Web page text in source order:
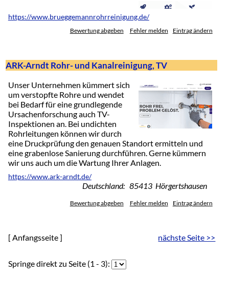
https://www.brueggemannrohrreinigung.de/
Bewertung abgeben Fehler melden Eintrag ändern
ARK-Arndt Rohr- und Kanalreinigung, TV
Unser Unternehmen kümmert sich
um verstopfte Rohre und wendet
bei Bedarf für eine grundlegende
Ursachenforschung auch TV-
Inspektionen an. Bei undichten
Rohrleitungen können wir durch
eine Druckprüfung den genauen Standort ermitteln und
eine grabenlose Sanierung durchführen. Gerne kümmern
wir uns auch um die Wartung Ihrer Anlagen.
https://www.ark-arndt.de/
Deutschland: 85413 Hörgertshausen
Bewertung abgeben Fehler melden Eintrag ändern
[ Anfangsseite ] nächste Seite >>
Springe direkt zu Seite (1 - 3):